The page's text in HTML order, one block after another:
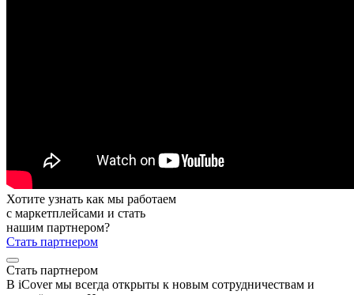
Хотите узнать как мы работаем
с маркетплейсами и стать
нашим партнером?
Стать партнером
Стать партнером
В iCover мы всегда открыты к новым сотрудничествам и